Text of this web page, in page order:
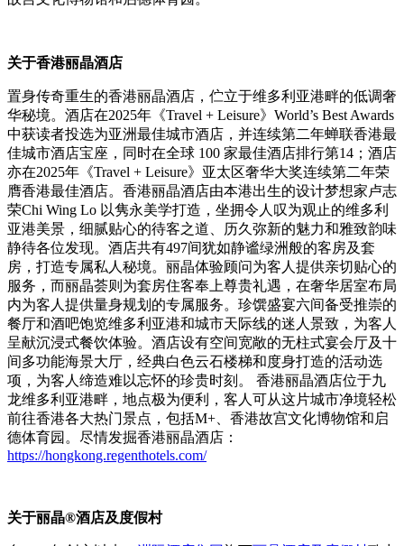
关于香港丽晶酒店
置身传奇重生的香港丽晶酒店，伫立于维多利亚港畔的低调奢
华秘境。酒店在2025年《Travel + Leisure》 World’s Best Awards
中获读者投选为亚洲最佳城市酒店，并连续第二年蝉联香港最
佳城市酒店宝座，同时在全球 100 家最佳酒店排行第14 ；酒店
亦在2025年《Travel + Leisure》亚太区奢华大奖连续第二年荣
膺香港最佳酒店。香港丽晶酒店由本港出生的设计梦想家卢志
荣Chi Wing Lo 以隽永美学打造，坐拥令人叹为观止的维多利
亚港美景，细腻贴心的待客之道、历久弥新的魅力和雅致韵味
静待各位发现。酒店共有497间犹如静谧绿洲般的客房及套
房，打造专属私人秘境。丽晶体验顾问为客人提供亲切贴心的
服务，而丽晶荟则为套房住客奉上尊贵礼遇，在奢华居室布局
内为客人提供量身规划的专属服务。珍馔盛宴六间备受推崇的
餐厅和酒吧饱览维多利亚港和城市天际线的迷人景致，为客人
呈献沉浸式餐饮体验。酒店设有空间宽敞的无柱式宴会厅及十
间多功能海景大厅，经典白色云石楼梯和度身打造的活动选
项，为客人缔造难以忘怀的珍贵时刻。
香港丽晶酒店位于九
龙维多利亚港畔，地点极为便利，客人可从这片城市净境轻松
前往香港各大热门景点，包括M+ 、香港故宫文化博物馆和启
德体育园。尽情发掘香港丽晶酒店：
https://hongkong.regenthotels.com/
关于丽晶®酒店及度假村